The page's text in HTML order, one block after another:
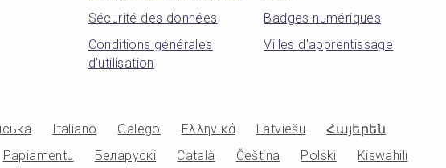
Sécurité des données
Conditions générales
d'utilisation
Badges numériques
Villes d'apprentissage
Italiano Galego Ελληνικά Latviešu
Հայերեն
Papiamentu Беларускі Català Čeština Polski Kiswahili